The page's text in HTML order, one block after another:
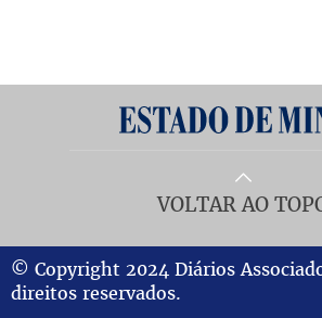
VOLTAR AO
© Copyright 2024 Diários
direitos reservados.